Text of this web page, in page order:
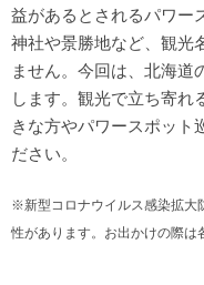
登別地獄谷：「地獄
ス
大沼駒ヶ岳神社の大岩
岩」
千本ナラ：触れると救
幸福駅：恋愛運アップ
益があるとされるパワー
神社や景勝地など、観光
ません。今回は、北海道
します。観光で立ち寄れ
きな方やパワースポット
ださい。
※新型コロナウイルス感染拡大
性があります。お出かけの際は